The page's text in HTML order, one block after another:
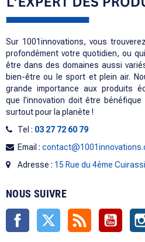
Sur 1001innovations, vous
profondément votre quotidien, ou
être dans des domaines aussi
bien-être ou le sport et plein air.
grande importance aux produits
que l’innovation doit être
surtout pour la planète !
Tel : 03 27 72 60 79
Email :
Adresse : 15 Rue du 4ème
NOUS SUIVRE
Facebook Twitter Rss